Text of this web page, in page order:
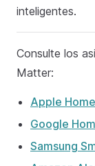
inteligentes.
Consulte los
Matter:
Apple Home
Google
Samsung